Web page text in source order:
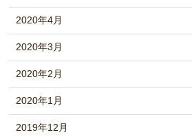
2020年4月
2020年3月
2020年2月
2020年1月
2019年12月